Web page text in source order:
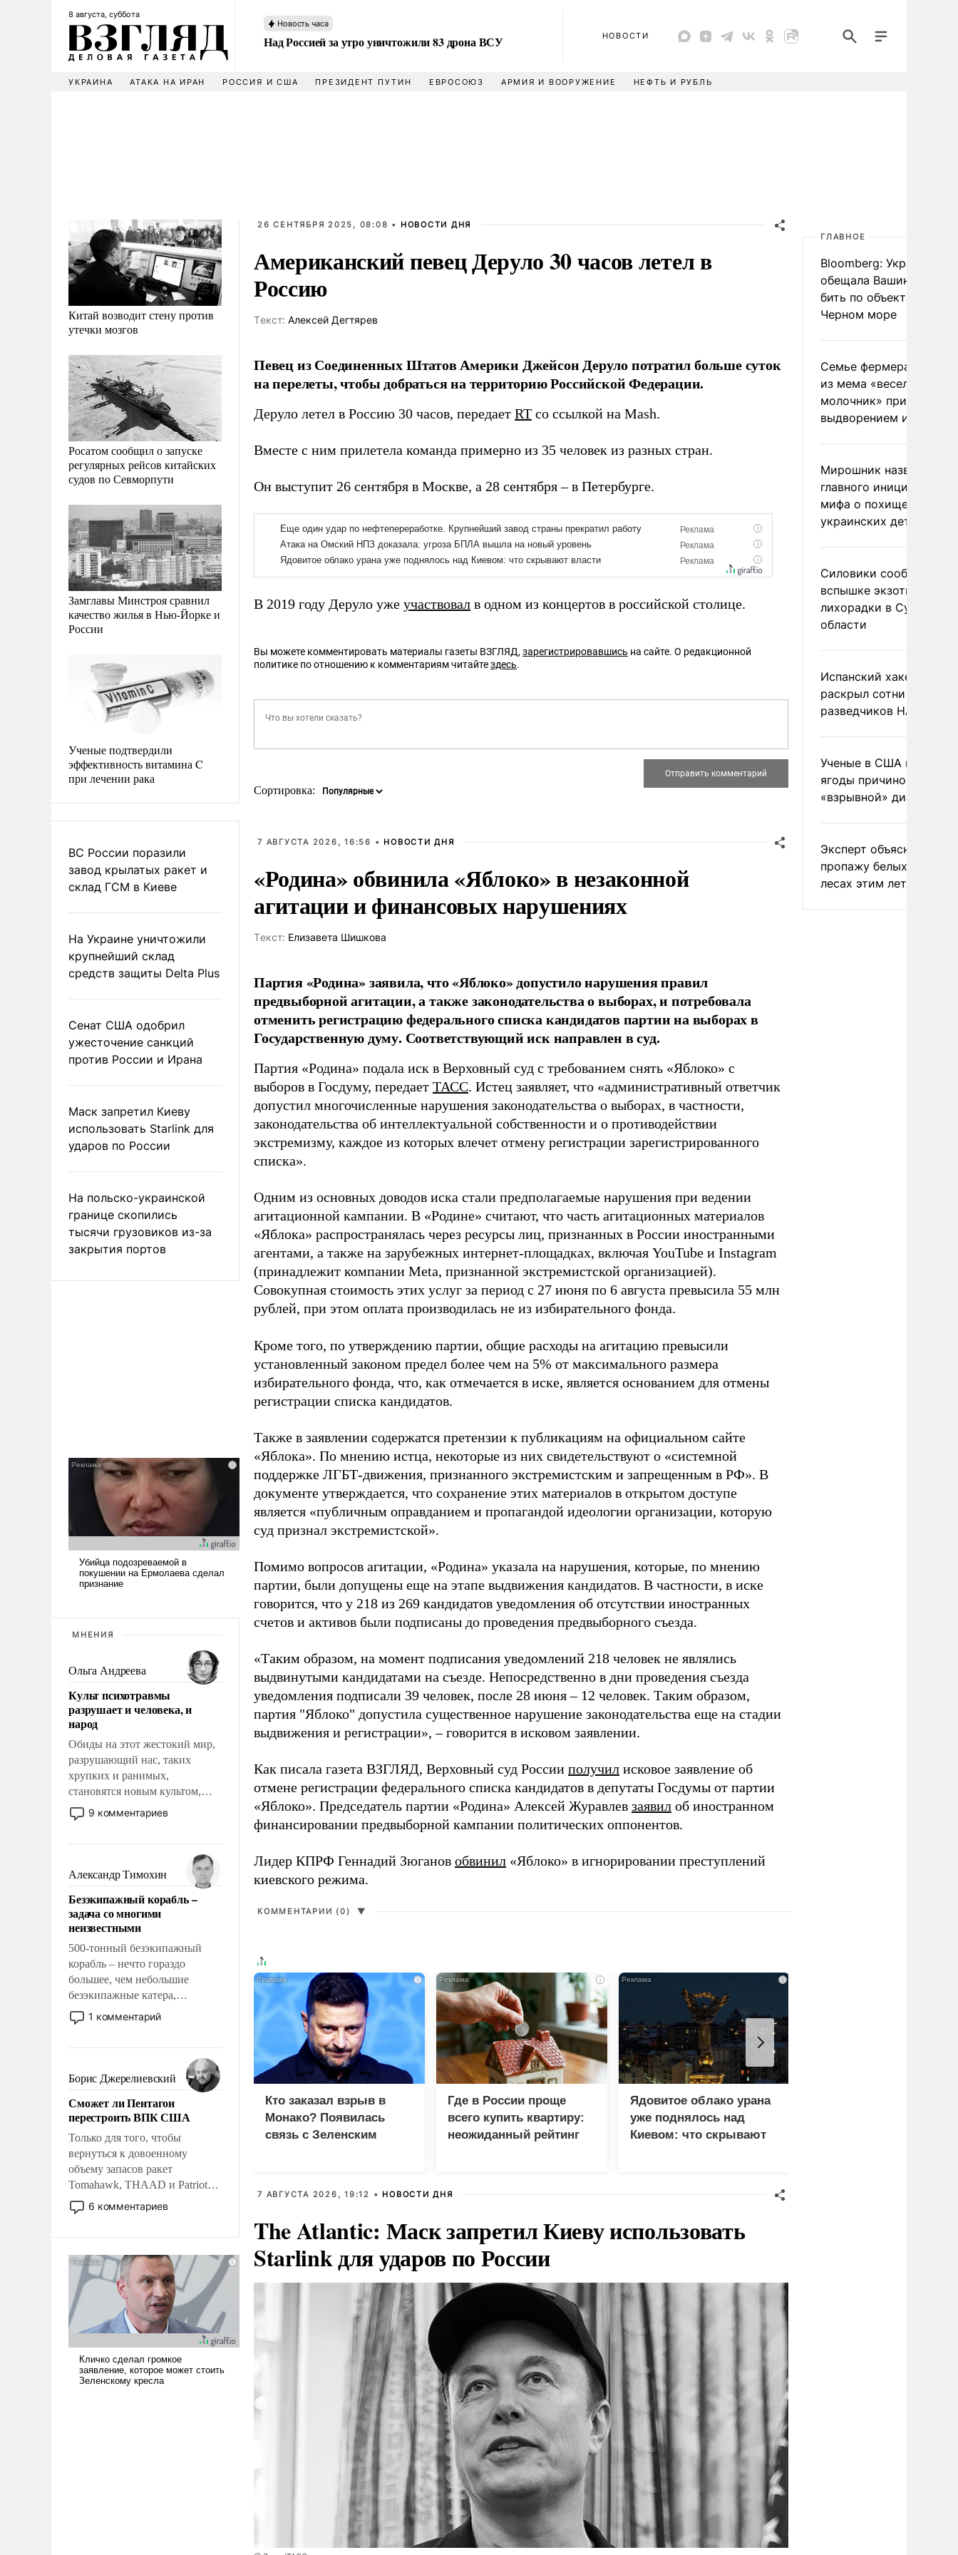
8 августа, суббота
Новость часа
Над Россией за утро уничтожили 83 дрона ВСУ НОВОСТИ
УКРАИНА АТАКА НА ИРАН РОССИЯ И США ПРЕЗИДЕНТ ПУТИН ЕВРОСОЮЗ АРМИЯ И ВООРУЖЕНИЕ НЕФТЬ И РУБЛЬ
Китай возводит стену против
утечки мозгов
Росатом сообщил о запуске
регулярных рейсов китайских
судов по Севморпути
Замглавы Минстроя сравнил
качество жилья в Нью-Йорке и
России
Ученые подтвердили
эффективность витамина C
при лечении рака
ВС России поразили
завод крылатых ракет и
склад ГСМ в Киеве
На Украине уничтожили
крупнейший склад
средств защиты Delta Plus
Сенат США одобрил
ужесточение санкций
против России и Ирана
Маск запретил Киеву
использовать Starlink для
ударов по России
На польско-украинской
границе скопились
тысячи грузовиков из-за
закрытия портов
МНЕНИЯ
Ольга Андреева
Культ психотравмы
разрушает и человека, и
народ
Обиды на этот жестокий мир,
разрушающий нас, таких
хрупких и ранимых,
становятся новым культом,
постепенно вытесняя и
отменяя традиционное
мужественным и твердым под
ударами судьбы, брать на себя
ответственность, помогать
слабым, идти вперед и
адаптироваться.
9 комментариев
Александр Тимохин
Безэкипажный корабль –
задача со многими
неизвестными
500-тонный безэкипажный
корабль – нечто гораздо
большее, чем небольшие
безэкипажные катера,
применение которых уже
стало обыденностью. Задача по
сложна и амбициозна. Однако
и ее реализация радикально
поднимет наши боевые
возможности.
1 комментарий
Борис Джерелиевский
Сможет ли Пентагон
перестроить ВПК США
Только для того, чтобы
вернуться к довоенному
объему запасов ракет
Tomahawk, THAAD и Patriot
США потребуется более трех
лет. Даже небольшая война с
Сложившаяся ситуация
означает многолетний период
уязвимости США, например,
перед Китаем.
6 комментариев
26 СЕНТЯБРЯ 2025, 08:08 • НОВОСТИ ДНЯ
Американский певец Деруло 30 часов летел в
Россию
Tекст: Алексей Дегтярев
Певец из Соединенных Штатов Америки Джейсон Деруло потратил больше суток
на перелеты, чтобы добраться на территорию Российской Федерации.
Деруло летел в Россию 30 часов, передает RT со ссылкой на Mash.
Вместе с ним прилетела команда примерно из 35 человек из разных стран.
Он выступит 26 сентября в Москве, а 28 сентября – в Петербурге.
В 2019 году Деруло уже участвовал в одном из концертов в российской столице.
Вы можете комментировать материалы газеты ВЗГЛЯД, зарегистрировавшись на сайте. О редакционной
политике по отношению к комментариям читайтездесь.
Сортировка:
7 АВГУСТА 2026, 16:56 • НОВОСТИ ДНЯ
«Родина» обвинила «Яблоко» в незаконной
агитации и финансовых нарушениях
Tекст: Елизавета Шишкова
Партия «Родина» заявила, что «Яблоко» допустило нарушения правил
предвыборной агитации, а также законодательства о выборах, и потребовала
отменить регистрацию федерального списка кандидатов партии на выборах в
Государственную думу. Соответствующий иск направлен в суд.
Партия «Родина» подала иск в Верховный суд с требованием снять «Яблоко» с
выборов в Госдуму, передает ТАСС. Истец заявляет, что «административный ответчик
допустил многочисленные нарушения законодательства о выборах, в частности,
законодательства об интеллектуальной собственности и о противодействии
экстремизму, каждое из которых влечет отмену регистрации зарегистрированного
списка».
Одним из основных доводов иска стали предполагаемые нарушения при ведении
агитационной кампании. В «Родине» считают, что часть агитационных материалов
«Яблока» распространялась через ресурсы лиц, признанных в России иностранными
агентами, а также на зарубежных интернет-площадках, включая YouTube и Instagram
(принадлежит компании Meta, признанной экстремистской организацией).
Совокупная стоимость этих услуг за период с 27 июня по 6 августа превысила 55 млн
рублей, при этом оплата производилась не из избирательного фонда.
Кроме того, по утверждению партии, общие расходы на агитацию превысили
установленный законом предел более чем на 5% от максимального размера
избирательного фонда, что, как отмечается в иске, является основанием для отмены
регистрации списка кандидатов.
Также в заявлении содержатся претензии к публикациям на официальном сайте
«Яблока». По мнению истца, некоторые из них свидетельствуют о «системной
поддержке ЛГБТ-движения, признанного экстремистским и запрещенным в РФ». В
документе утверждается, что сохранение этих материалов в открытом доступе
является «публичным оправданием и пропагандой идеологии организации, которую
суд признал экстремистской».
Помимо вопросов агитации, «Родина» указала на нарушения, которые, по мнению
партии, были допущены еще на этапе выдвижения кандидатов. В частности, в иске
говорится, что у 218 из 269 кандидатов уведомления об отсутствии иностранных
счетов и активов были подписаны до проведения предвыборного съезда.
«Таким образом, на момент подписания уведомлений 218 человек не являлись
выдвинутыми кандидатами на съезде. Непосредственно в дни проведения съезда
уведомления подписали 39 человек, после 28 июня – 12 человек. Таким образом,
партия "Яблоко" допустила существенное нарушение законодательства еще на стадии
выдвижения и регистрации», – говорится в исковом заявлении.
Как писала газета ВЗГЛЯД, Верховный суд России получил исковое заявление об
отмене регистрации федерального списка кандидатов в депутаты Госдумы от партии
«Яблоко». Председатель партии «Родина» Алексей Журавлев заявил об иностранном
финансировании предвыборной кампании политических оппонентов.
Лидер КПРФ Геннадий Зюганов обвинил «Яблоко» в игнорировании преступлений
киевского режима.
КОММЕНТАРИИ (0) ▼
i
Кто заказал взрыв в
Монако? Появилась
связь с Зеленским
i
Где в России проще
всего купить квартиру:
неожиданный рейтинг
i
Ядовитое облако урана
уже поднялось над
Киевом: что скрывают
7 АВГУСТА 2026, 19:12 • НОВОСТИ ДНЯ
The Atlantic: Маск запретил Киеву использовать
Starlink для ударов по России
ГЛАВНОЕ
Bloomberg: Украина
обещала Вашингтону не
бить по объектам КТК в
Черном море
Семье фермера
из мема «веселый
молочник» пригрозили
выдворением из
Мирошник назвал
главного инициатора
мифа о похищении
украинских детей
Силовики сообщили о
вспышке экзотической
лихорадки в Сумской
области
Испанский хакер Хиль
раскрыл сотни
разведчиков НАТО и
Ученые в США назвали
ягоды причиной
«взрывной» диареи
Эксперт объяснил
пропажу белых грибов
лесах этим летом